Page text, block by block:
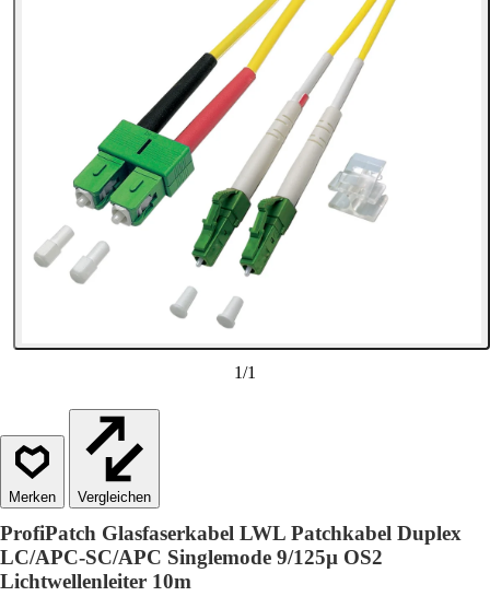
1/1
Vergleichen
ProfiPatch Glasfaserkabel LWL Patchkabel Duplex
LC/APC-SC/APC Singlemode 9/125µ OS2
Lichtwellenleiter 10m